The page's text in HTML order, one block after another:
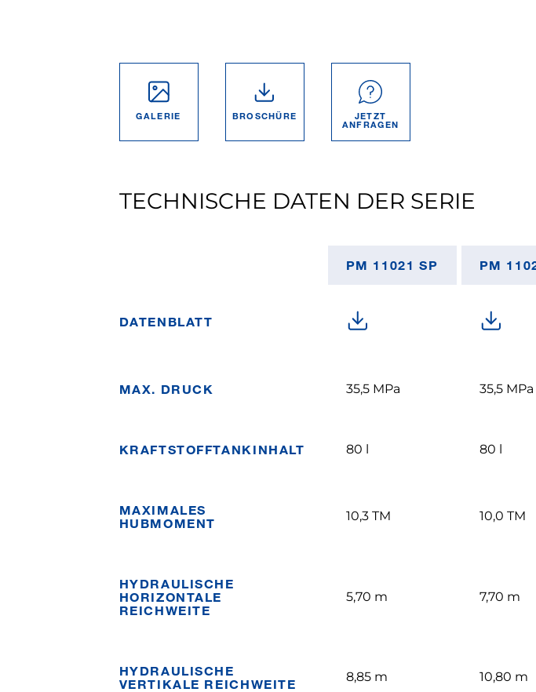
GALERIE BROSCHÜRE JETZT
ANFRAGEN
TECHNISCHE DATEN DER SERIE
PM 11021 SP PM
DATENBLATT
MAX. DRUCK 35,5 MPa 35,5 MPa
KRAFTSTOFFTANKINHALT 80 l 80 l
MAXIMALES
HUBMOMENT
10,3 TM 10,0 TM
HYDRAULISCHE
HORIZONTALE
REICHWEITE
5,70 m 7,70 m
HYDRAULISCHE
VERTIKALE REICHWEITE
8,85 m 10,80 m